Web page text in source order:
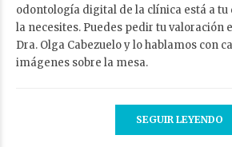
odontología digital de la clínica está a
la necesites. Puedes pedir tu valoración
Dra. Olga Cabezueloy lo hablamos con
imágenes sobre la mesa.
SEGUIR LEYENDO